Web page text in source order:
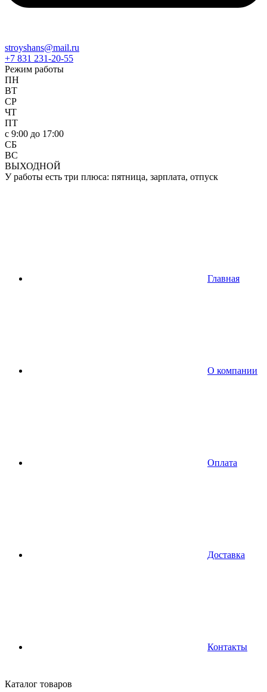
stroyshans@mail.ru
+7 831 231-20-55
Режим работы
ПН
ВТ
СР
ЧТ
ПТ
c 9:00 до 17:00
СБ
ВС
ВЫХОДНОЙ
У работы есть три плюса: пятница, зарплата, отпуск
Главная
О компании
Оплата
Доставка
Контакты
Каталог товаров